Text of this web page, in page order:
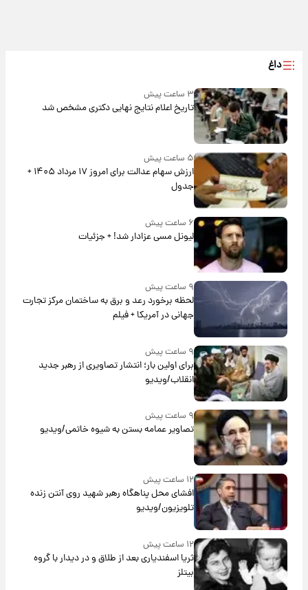
داغ
۳ ساعت پیش
تاریخ اعلام نتایج نهایی دکتری مشخص شد
۵ ساعت پیش
ارزش سهام عدالت برای امروز ۱۷ مرداد ۱۴۰۵ +
جدول
۶ ساعت پیش
لیونل مسی عزادار شد! + جزئیات
۹ ساعت پیش
لحظه برخورد رعد و برق به ساختمان مرکز تجارت
جهانی در آمریکا + فیلم
۹ ساعت پیش
برای اولین بار؛ انتشار تصاویری از رهبر جدید
انقلاب/ویدیو
۹ ساعت پیش
تصاویر عمامه بستن به شیوه خاتمی/ویدیو
۱۲ ساعت پیش
افشای محل پناهگاه‌ رهبر شهید روی آنتن زنده
تلویزیون/ویدیو
۱۲ ساعت پیش
ثریا اسفندیاری بعد از طلاق و در دیدار با گروه
بیتلز